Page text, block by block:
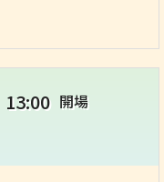
13:00 開場